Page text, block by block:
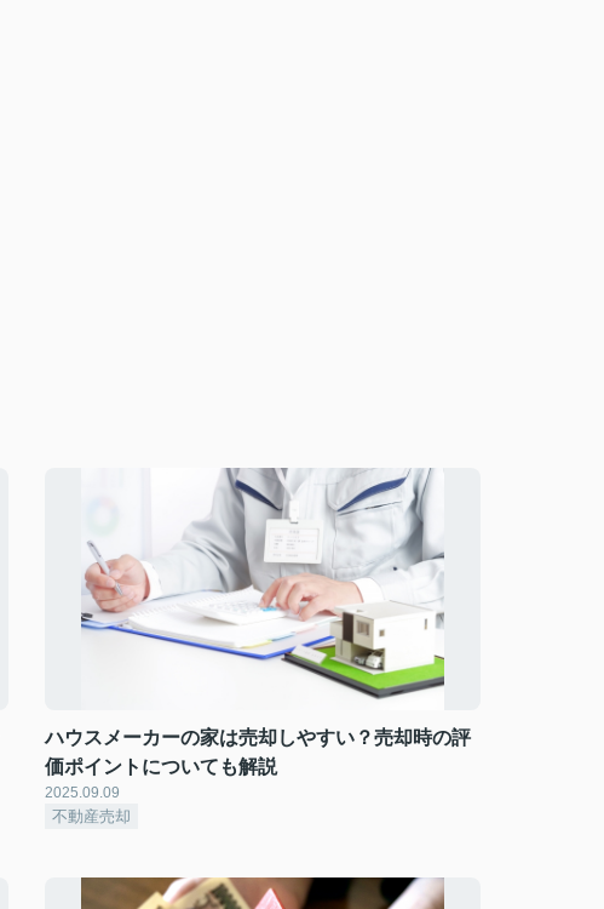
ハウスメーカーの家は売却しやすい？売却時の評
価ポイントについても解説
2025.09.09
不動産売却